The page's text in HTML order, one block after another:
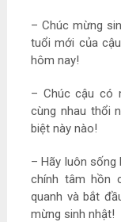
– Chúc mừng
tuổi mới của
hôm nay!
– Chúc cậu có
cùng nhau thổi
biệt này nào!
– Hãy luôn
chính tâm hồn
quanh và bắt
mừng sinh nhật!